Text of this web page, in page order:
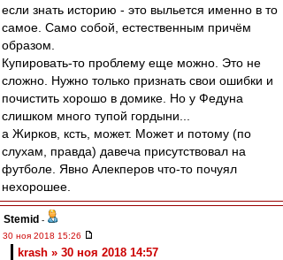
если знать историю - это выльется именно в то
самое. Само собой, естественным причём
образом.
Купировать-то проблему еще можно. Это не
сложно. Нужно только признать свои ошибки и
почистить хорошо в домике. Но у Федуна
слишком много тупой гордыни...
а Жирков, ксть, может. Может и потому (по
слухам, правда) давеча присутствовал на
футболе. Явно Алекперов что-то почуял
нехорошее.
Stemid -
30 ноя 2018 15:26
krash » 30 ноя 2018 14:57